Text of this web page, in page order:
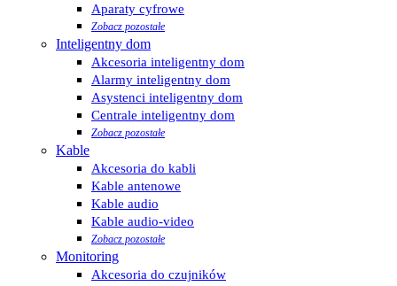
Aparaty cyfrowe
Zobacz pozostałe
Inteligentny dom
Akcesoria inteligentny dom
Alarmy inteligentny dom
Asystenci inteligentny dom
Centrale inteligentny dom
Zobacz pozostałe
Kable
Akcesoria do kabli
Kable antenowe
Kable audio
Kable audio-video
Zobacz pozostałe
Monitoring
Akcesoria do czujników